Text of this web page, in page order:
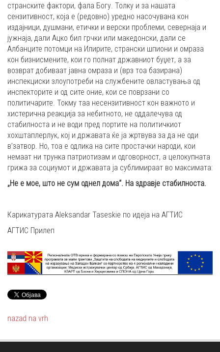
странските фактори, фала Богу. Толку и за нашата
сензитивност, која е (редовно) уредно насочувана кон
издајници, душмани, етички и верски проблеми, севернаја и
јужнаја, дали Ацко бил грчки или македонски, дали се
Албанците потомци на Илирите, странски шпиони и омраза
кон бизнисмените, кои го полнат државниот буџет, а за
возврат добиваат јавна омраза и (врз тоа базирана)
инспекциски злоупотреби на службените овластувања од
инспекторите и од сите оние, кои се поврзани со
политичарите. Токму таа несензитивност кон важното и
хистерична реакција за небитното, не оддалечува од
стабилноста и не води пред портите на политичкиот
хохштаплерлук, кој и државата ќе ја жртвува за да не оди
в’затвор. Но, тоа е одлика на сите простачки народи, кои
немаат ни трунка патриотизам и одговорност, а целокупната
грижа за социумот и државата ја сублимираат во максимата:
„Не е мое, што не сум однел дома“. На здравје стабилноста.
Карикатурата Aleksandar Taseskiе по идеја на АГТИС
АГТИС Прилеп
nazad na vrh